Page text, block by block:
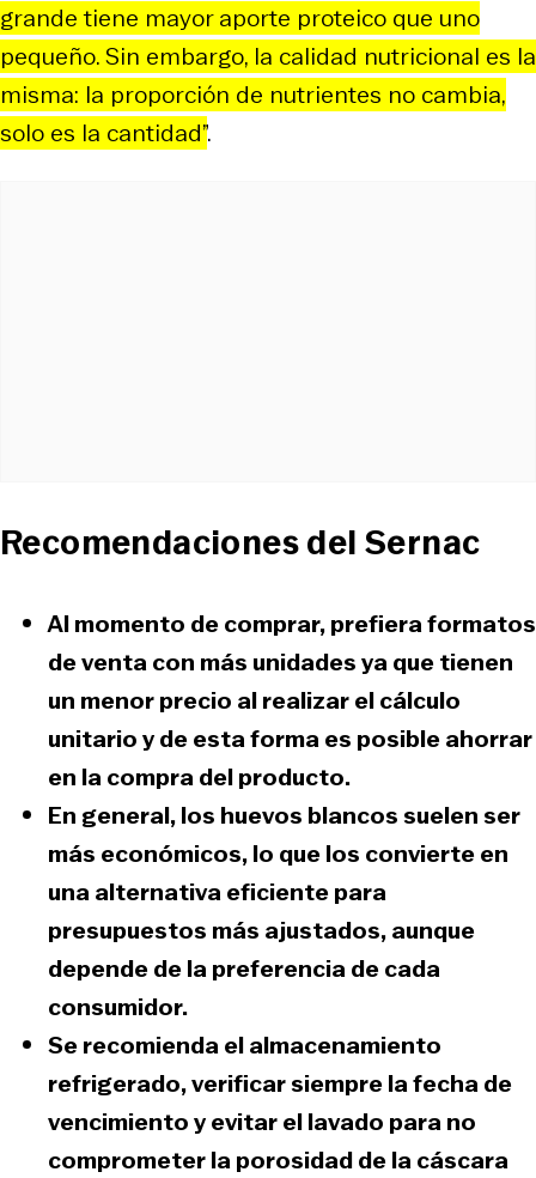
grande tiene mayor aporte proteico que uno
pequeño. Sin embargo, la calidad nutricional es la
misma: la proporción de nutrientes no cambia,
solo es la cantidad”.
Recomendaciones del Sernac
Al momento de comprar, prefiera formatos
de venta con más unidades ya que tienen
un menor precio al realizar el cálculo
unitario y de esta forma es posible ahorrar
en la compra del producto.
En general, los huevos blancos suelen ser
más económicos, lo que los convierte en
una alternativa eficiente para
presupuestos más ajustados, aunque
depende de la preferencia de cada
consumidor.
Se recomienda el almacenamiento
refrigerado, verificar siempre la fecha de
vencimiento y evitar el lavado para no
comprometer la porosidad de la cáscara